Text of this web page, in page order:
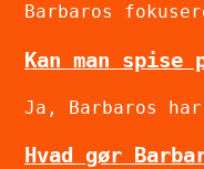
Barbaros
Kan man spise
Ja, Barbaros
Hvad gør